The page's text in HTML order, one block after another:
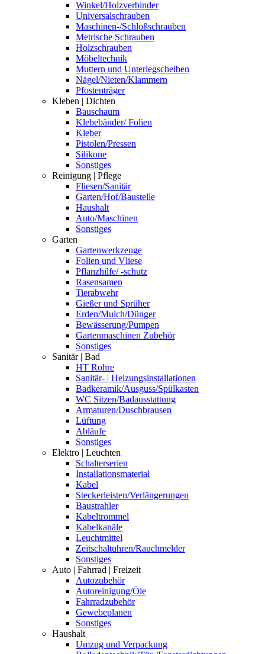
Winkel/Holzverbinder
Universalschrauben
Maschinen-/Schloßschrauben
Metrische Schrauben
Holzschrauben
Möbeltechnik
Muttern und Unterlegscheiben
Nägel/Nieten/Klammern
Pfostenträger
Kleben | Dichten
Bauschaum
Klebebänder/ Folien
Kleber
Pistolen/Pressen
Silikone
Sonstiges
Reinigung | Pflege
Fliesen/Sanitär
Garten/Hof/Baustelle
Haushalt
Auto/Maschinen
Sonstiges
Garten
Gartenwerkzeuge
Folien und Vliese
Pflanzhilfe/ -schutz
Rasensamen
Tierabwehr
Gießer und Sprüher
Erden/Mulch/Dünger
Bewässerung/Pumpen
Gartenmaschinen Zubehör
Sonstiges
Sanitär | Bad
HT Rohre
Sanitär- | Heizungsinstallationen
Badkeramik/Ausguss/Spülkasten
WC Sitzen/Badausstattung
Armaturen/Duschbrausen
Lüftung
Abläufe
Sonstiges
Elektro | Leuchten
Schalterserien
Installationsmaterial
Kabel
Steckerleisten/Verlängerungen
Baustrahler
Kabeltrommel
Kabelkanäle
Leuchtmittel
Zeitschaltuhren/Rauchmelder
Sonstiges
Auto | Fahrrad | Freizeit
Autozubehör
Autoreinigung/Öle
Fahrradzubehör
Gewebeplanen
Sonstiges
Haushalt
Umzug und Verpackung